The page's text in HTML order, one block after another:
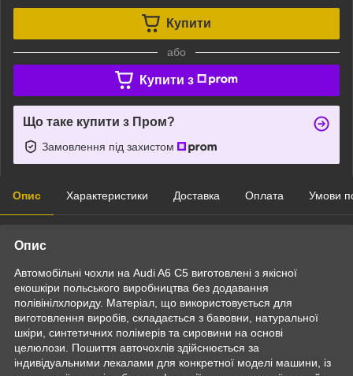
Купити
або
Купити з
Що таке купити з Пром?
Замовлення під захистом
Опис Характеристики Доставка Оплата Умови
Опис
Автомобільні чохли на Audi A6 C5 виготовлені з якісної
екошкіри польського виробництва без додавання
полівінілхлориду. Матеріал, що використовується для
виготовлення виробів, складається з бавовни, натуральної
шкіри, синтетичних полімерів та сировини на основі
целюлози. Пошиття авточохлів здійснюється за
індивідуальними лекалами для конкретної моделі машини, із